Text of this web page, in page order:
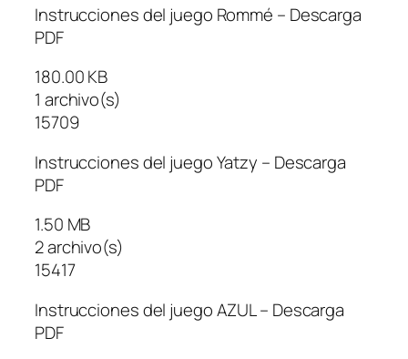
Instrucciones del juego Rommé – Descarga
PDF
180.00 KB
1 archivo(s)
15709
Instrucciones del juego Yatzy – Descarga
PDF
1.50 MB
2 archivo(s)
15417
Instrucciones del juego AZUL – Descarga
PDF